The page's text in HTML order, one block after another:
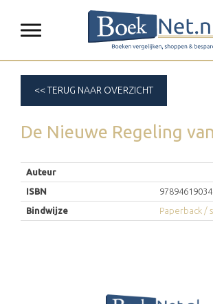
<< TERUG NAAR OVERZICHT
De Nieuwe Regeling van
Auteur
ISBN
Bindwijze
Paperback /